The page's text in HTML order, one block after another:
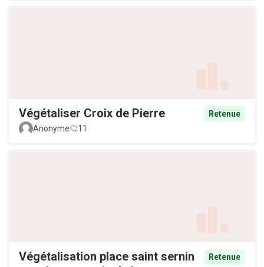
Végétaliser Croix de Pierre
Retenue
Anonyme
11
Végétalisation place saint sernin
Retenue